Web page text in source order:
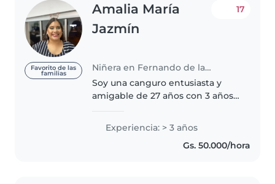
Favorito de las
familias
Amalia María
Jazmín
Niñera en Fernando de la Mora
17
Soy una canguro entusiasta y
amigable de 27 años con 3 años
de todas las edades, desde
bebés hasta adolescentes. Estoy
muy cómoda trabajando con
Experiencia: > 3 años
Gs. 50.000/hora